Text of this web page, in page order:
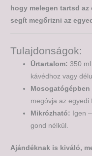
hogy melegen tartsd az
segít megőrizni az
Tulajdonságok:
Űrtartalom: 350
kávédhoz vagy
Mosogatógépben
megóvja az egyedi
Mikrózható: Igen
gond nélkül.
Ajándéknak is kiváló,